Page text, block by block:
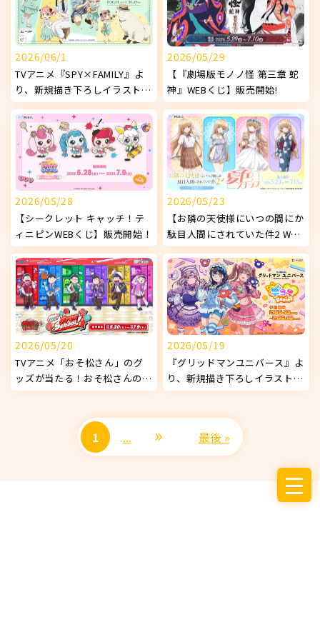
2026/06/1
TVアニメ『SPY×FAMILY』よ
り、新規描き下ろしイラストを
使用したオリジナルグッズが発
売決定！
2026/05/29
【『劇場版モノノ怪 第三章 蛇
神』WEBくじ】販売開始!
2026/05/28
【シークレット キャッチ！テ
ィニピンWEBくじ】販売開始！
2026/05/23
【お隣の天使様にいつの間にか
駄目人間にされていた件2 WEB
くじ ～夏色スナップ～】販売
開始!
2026/05/20
TVアニメ「おそ松さん」のグ
ッズが当たる！おそ松さんの
WEBくじ 第29弾 『Our Free
2026/05/19
『グリッドマンユニバース』よ
り、新規描き下ろしイラストを
使用したオリジナルグッズが発
1 ... » 最後 »